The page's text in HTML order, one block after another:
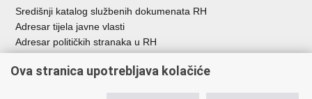
Središnji katalog službenih dokumenata RH
Adresar tijela javne vlasti
Adresar političkih stranaka u RH
Besplatni telefoni javne uprave
Ova stranica upotrebljava kolačiće